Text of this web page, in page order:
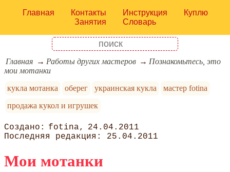
Главная Контакты Инструкция
Куплю
Занятия
Словарь
Главная Работы других мастеров
Познакомьтесь, это
мои мотанки
кукла мотанка
оберег украинская кукла
мастер fotina
продажа кукол и игрушек
fotina
24.04.2011
25.04.2011
Мои мотанки